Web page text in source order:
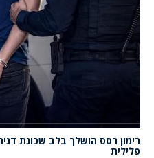
רימון רסס הושלך בלב שכונת
פלילית